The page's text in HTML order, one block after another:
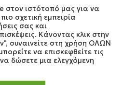
Instagram
YouTube
reserved. Developed by
στον ιστότοπό μας για να
σχετική εμπειρία
σας και
Κάνοντας κλικ στην
συναινείτε στη χρήση ΟΛΩΝ
να επισκεφθείτε τις
δώσετε μια ελεγχόμενη